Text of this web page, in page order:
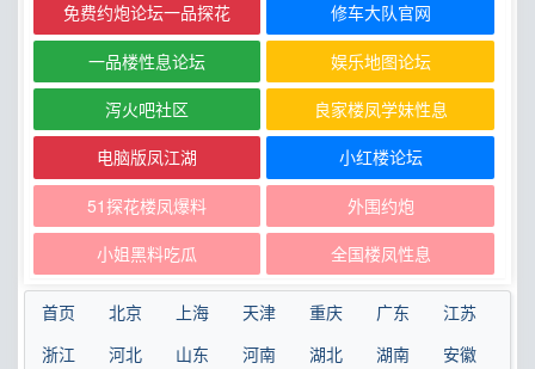
免费约炮论坛一品探花 修车大队官网
一品楼性息论坛 娱乐地图论坛
泻火吧社区 良家楼凤学妹性息
电脑版凤江湖 小红楼论坛
51探花楼凤爆料 外围约炮
小姐黑料吃瓜 全国楼凤性息
首页 北京 上海 天津 重庆 广东
江苏
浙江
河北 山东 河南 湖北 湖南
安徽